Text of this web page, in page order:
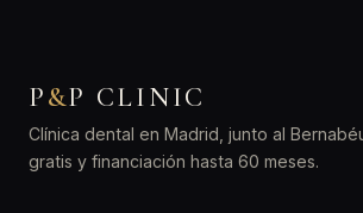
P&P CLINIC
Clínica dental en Madrid, junto al
gratis y financiación hasta 60 meses.